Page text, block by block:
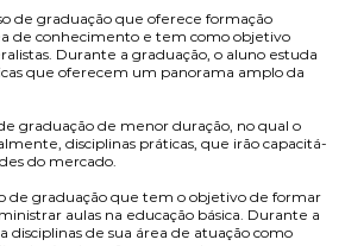
de graduação que oferece formação
de conhecimento e tem como objetivo
Durante a graduação, o aluno estuda
que oferecem um panorama amplo da
graduação de menor duração, no qual o
disciplinas práticas, que irão capacitá-
do mercado.
de graduação que tem o objetivo de formar
aulas na educação básica. Durante a
disciplinas de sua área de atuação como